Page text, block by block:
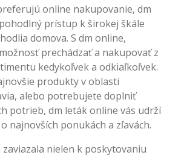
online nakupovanie, dm
prístup k širokej škále
domova. S dm online,
prechádzať a nakupovať z
kedykoľvek a odkiaľkoľvek.
produkty v oblasti
alebo potrebujete doplniť
potrieb, dm leták online vás udrží
najnovších ponukách a zľavách.
nielen k poskytovaniu